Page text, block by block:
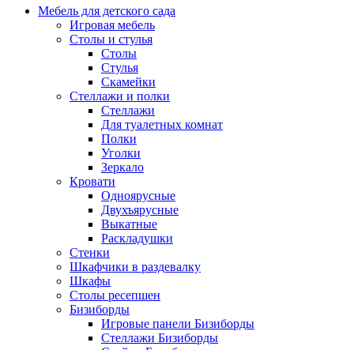
Мебель для детского сада
Игровая мебель
Столы и стулья
Столы
Стулья
Скамейки
Стеллажи и полки
Стеллажи
Для туалетных комнат
Полки
Уголки
Зеркало
Кровати
Одноярусные
Двухъярусные
Выкатные
Раскладушки
Стенки
Шкафчики в раздевалку
Шкафы
Столы ресепшен
Бизиборды
Игровые панели Бизиборды
Стеллажи Бизиборды